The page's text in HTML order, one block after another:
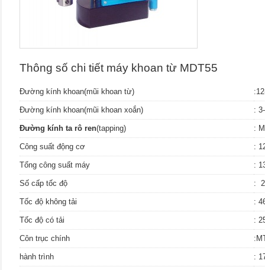
Thông số chi tiết máy khoan từ MDT55
Đường kính khoan(mũi khoan từ)
Đường kính khoan(mũi khoan xoắn) :
Đường kính ta rô ren(tapping) :
Công suất động cơ :
Tổng công suất máy :
Số cấp tốc độ :
Tốc độ không tải :
Tốc độ có tải :
Côn trục chính
hành trình :